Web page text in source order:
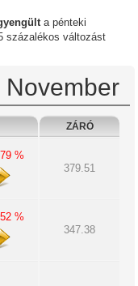
a pénteki
százalékos változást
November
ZÁRÓ
%
379.51
%
347.38